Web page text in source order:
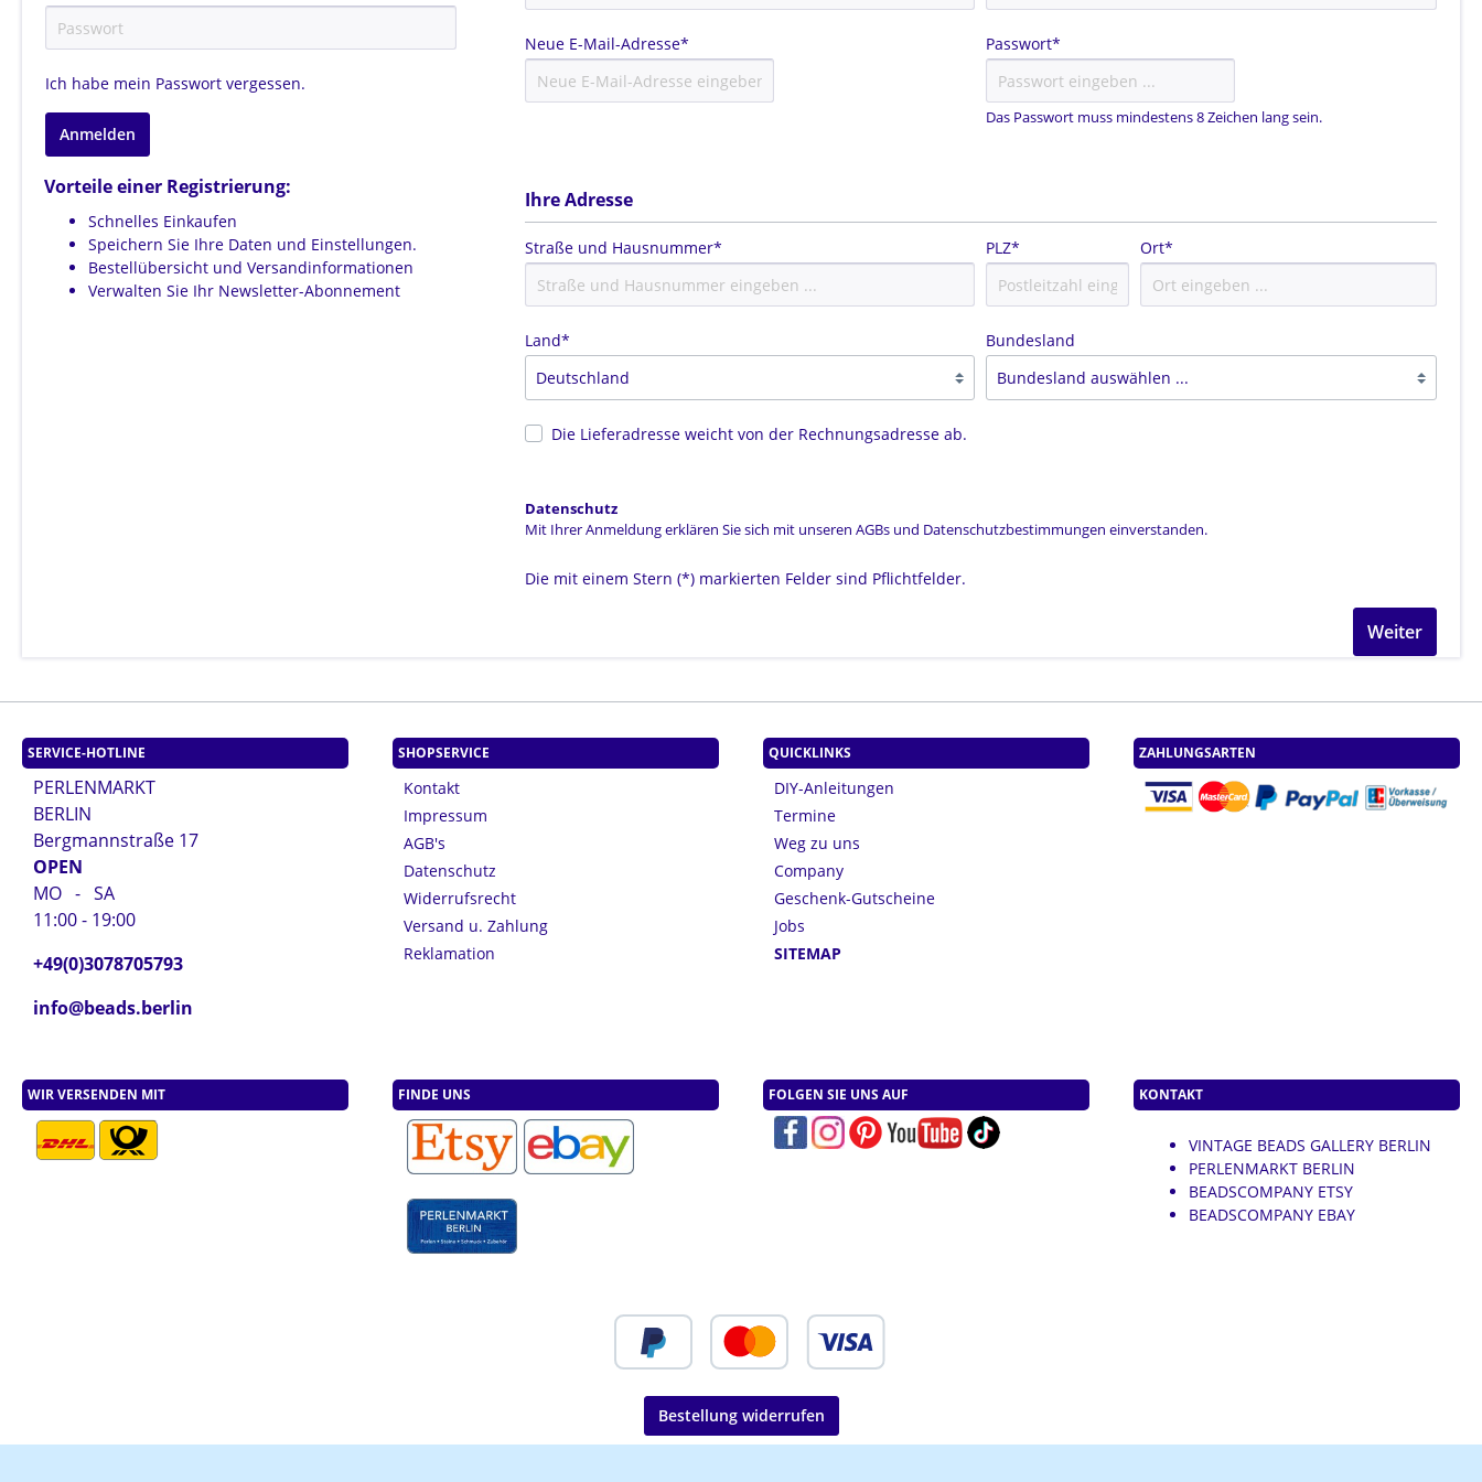
WÜRFEL
RESIN | HORN PERLEN MESSING PERLEN
BUNTER DRAHT
GEFLOCHTENE BÄNDER
WERKZEUG & AUFSTELLER
ZANGEN
DISPLAY
PERLENBRETTER
VERGOLDET
MESSING
MESSING VERGOLDET
Ich habe mein Passwort vergessen.
Anmelden
Vorteile einer Registrierung:
Schnelles Einkaufen
Speichern Sie Ihre Daten und Einstellungen.
Bestellübersicht und Versandinformationen
Verwalten Sie Ihr Newsletter-Abonnement
Neue E-Mail-Adresse* Passwort*
Das Passwort muss mindestens 8 Zeichen lang sein.
Ihre Adresse
Straße und Hausnummer* PLZ* Ort*
Land* Bundesland
Die Lieferadresse weicht von der Rechnungsadresse ab.
Datenschutz
Mit Ihrer Anmeldung erklären Sie sich mit unseren AGBsund Datenschutzbestimmungen einverstanden.
Die mit einem Stern (*) markierten Felder sind Pflichtfelder.
Weiter
SERVICE-HOTLINE
PERLENMARKT
BERLIN
Bergmannstraße 17
OPEN
MO - SA
11:00 - 19:00
+49(0)3078705793
info@beads.berlin
SHOPSERVICE
Kontakt
Impressum
AGB's
Datenschutz
Widerrufsrecht
Versand u. Zahlung
Reklamation
QUICKLINKS
DIY-Anleitungen
Termine
Weg zu uns
Company
Geschenk-Gutscheine
Jobs
SITEMAP
ZAHLUNGSARTEN
WIR VERSENDEN MIT FINDE UNS FOLGEN SIE UNS AUF KONTAKT
VINTAGE BEADS GALLERY BERLIN
PERLENMARKT BERLIN
BEADSCOMPANY ETSY
BEADSCOMPANY EBAY
Bestellung widerrufen